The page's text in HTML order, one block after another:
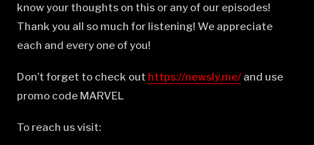
know your thoughts on this or any of our episodes!
Thank you all so much for listening! We appreciate
each and every one of you!
Don’t forget to check out ⁠⁠⁠⁠⁠⁠⁠⁠⁠⁠⁠⁠⁠⁠⁠⁠⁠⁠⁠⁠⁠⁠⁠⁠⁠⁠⁠⁠⁠⁠⁠⁠⁠⁠⁠⁠⁠⁠⁠⁠⁠⁠⁠⁠⁠⁠⁠⁠⁠⁠https://newsly.me/⁠⁠⁠⁠⁠⁠⁠⁠⁠⁠⁠⁠⁠⁠⁠⁠⁠⁠⁠⁠⁠⁠⁠⁠⁠⁠⁠⁠⁠⁠⁠⁠⁠⁠⁠⁠⁠⁠⁠⁠⁠⁠⁠⁠⁠⁠⁠⁠⁠⁠ and use
promo code MARVEL
To reach us visit: